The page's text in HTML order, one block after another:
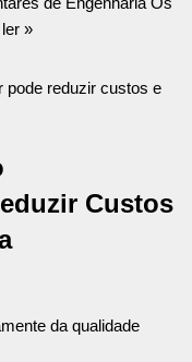
»
Custos
da qualidade